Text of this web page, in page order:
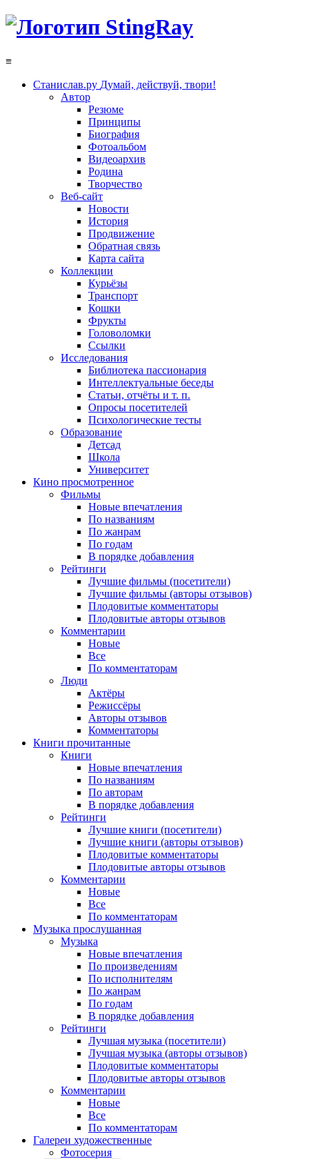
≡
Станислав.ру Думай, действуй, твори!
Автор
Резюме
Принципы
Биография
Фотоальбом
Видеоархив
Родина
Творчество
Веб-сайт
Новости
История
Продвижение
Обратная связь
Карта сайта
Коллекции
Курьёзы
Транспорт
Кошки
Фрукты
Головоломки
Ссылки
Исследования
Библиотека пассионария
Интеллектуальные беседы
Статьи, отчёты и т. п.
Опросы посетителей
Психологические тесты
Образование
Детсад
Школа
Университет
Кино просмотренное
Фильмы
Новые впечатления
По названиям
По жанрам
По годам
В порядке добавления
Рейтинги
Лучшие фильмы (посетители)
Лучшие фильмы (авторы отзывов)
Плодовитые комментаторы
Плодовитые авторы отзывов
Комментарии
Новые
Все
По комментаторам
Люди
Актёры
Режиссёры
Авторы отзывов
Комментаторы
Книги прочитанные
Книги
Новые впечатления
По названиям
По авторам
В порядке добавления
Рейтинги
Лучшие книги (посетители)
Лучшие книги (авторы отзывов)
Плодовитые комментаторы
Плодовитые авторы отзывов
Комментарии
Новые
Все
По комментаторам
Музыка прослушанная
Музыка
Новые впечатления
По произведениям
По исполнителям
По жанрам
По годам
В порядке добавления
Рейтинги
Лучшая музыка (посетители)
Лучшая музыка (авторы отзывов)
Плодовитые комментаторы
Плодовитые авторы отзывов
Комментарии
Новые
Все
По комментаторам
Галереи художественные
Фотосерия